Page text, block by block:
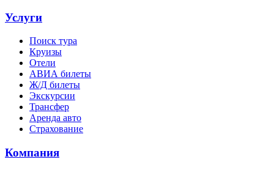
Услуги
Поиск тура
Круизы
Отели
АВИА билеты
Ж/Д билеты
Экскурсии
Трансфер
Аренда авто
Страхование
Компания